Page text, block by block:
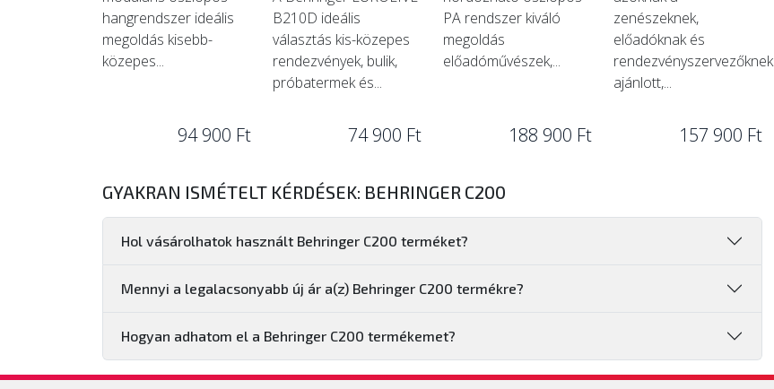
hangrendszer ideális
megoldás kisebb-
közepes...
94 900 Ft
B210D ideális
választás kis-közepes
rendezvények, bulik,
próbatermek és...
74 900 Ft
PA rendszer kiváló
megoldás
előadóművészek,...
188 900 Ft
zenészeknek,
előadóknak és
rendezvényszervezőknek
ajánlott,...
157 900 Ft
GYAKRAN ISMÉTELT KÉRDÉSEK: BEHRINGER C200
Hol vásárolhatok használt Behringer C200 terméket?
Mennyi a legalacsonyabb új ár a(z) Behringer C200 termékre?
Hogyan adhatom el a Behringer C200 termékemet?